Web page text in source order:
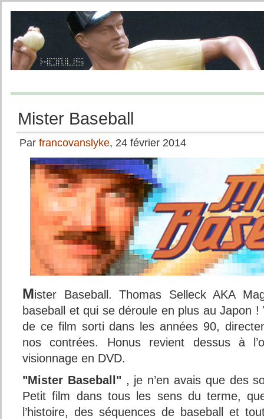
Mister Baseball
Par francovanslyke, 24 février 2014
Mister Baseball. Thomas Selleck AKA
baseball et qui se déroule en plus au Japon !
de ce film sorti dans les années 90,
nos contrées. Honus revient dessus à
visionnage en DVD.
"Mister Baseball" , je n’en avais que des
Petit film dans tous les sens du terme,
l’histoire, des séquences de baseball et